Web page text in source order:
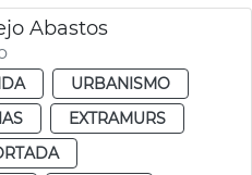
Abastos
URBANISMO
EXTRAMURS